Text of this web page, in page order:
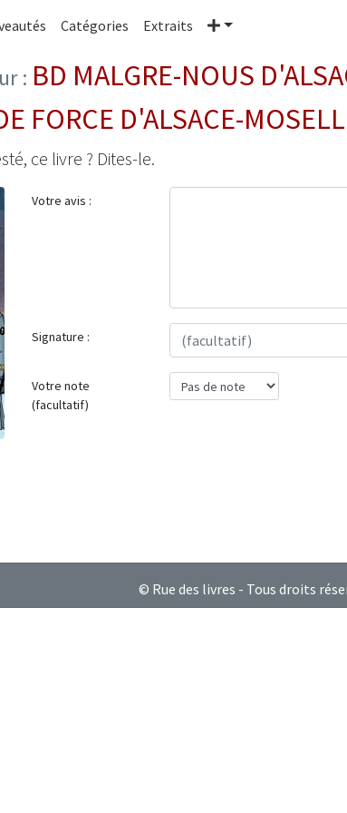
Catégories Extraits Plus
: BD MALGRE-NOUS
FORCE D'ALSACE-
ce livre ? Dites-le.
Votre avis :
Signature :
Votre note
(facultatif)
© Rue des livres - Tous droits